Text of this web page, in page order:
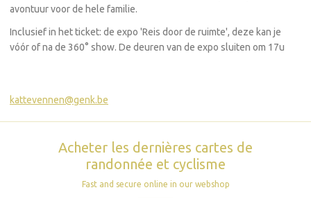
avontuur voor de hele familie.
Inclusief in het ticket: de expo 'Reis door de ruimte', deze kan je
vóór of na de 360° show. De deuren van de expo sluiten om 17u
kattevennen@genk.be
Acheter les dernières cartes de
randonnée et cyclisme
Fast and secure online in our webshop